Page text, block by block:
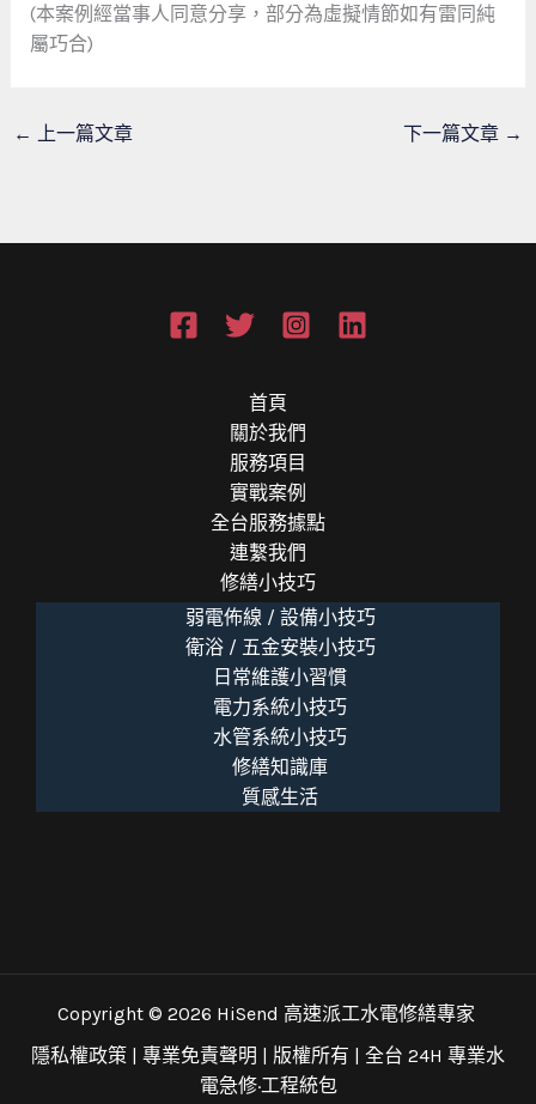
(本案例經當事人同意分享，部分為虛擬情節如有雷同純
屬巧合)
← 上一篇文章 下一篇文章 →
首頁
關於我們
服務項目
實戰案例
全台服務據點
連繫我們
修繕小技巧
弱電佈線 / 設備小技巧
衛浴 / 五金安裝小技巧
日常維護小習慣
電力系統小技巧
水管系統小技巧
修繕知識庫
質感生活
Copyright © 2026 HiSend 高速派工水電修繕專家
隱私權政策
專業免責聲明 | 版權所有 | 全台 24H 專業水
電急修·工程統包